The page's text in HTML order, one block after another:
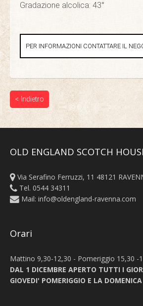
Gradazione alcolica: 43°
PER INFORMAZIONI CONTATTARE IL
< Indietro
OLD ENGLAND SCOTCH
Via Serafino Ferruzzi, 11 48121
Tel. 0544 34311
Mail: info@oldengland-ravenna.com
Orari
Mattino 9,30-12,30 - Pomeriggio 15,30 -
DAL 1 DICEMBRE APERTO TUTTI I
GIOVEDI' POMERIGGIO E LA DOMENICA